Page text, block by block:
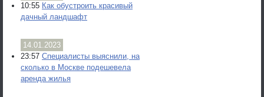
10:55 Как обустроить красивый
дачный ландшафт
14.01.2023
23:57 Специалисты выяснили, на
сколько в Москве подешевела
аренда жилья